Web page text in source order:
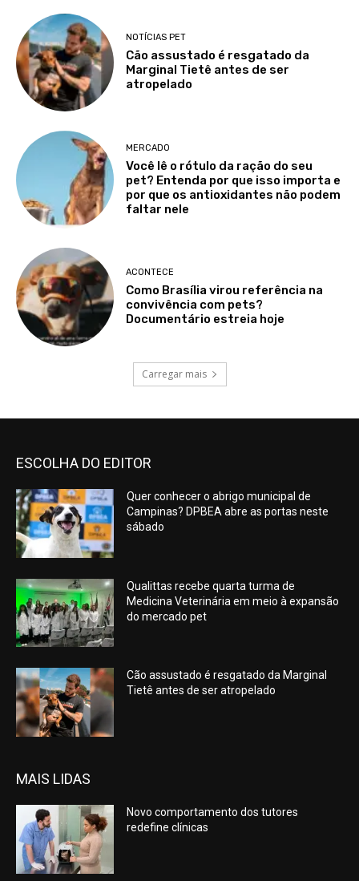
NOTÍCIAS PET
Cão assustado é resgatado da
Marginal Tietê antes de ser
atropelado
MERCADO
Você lê o rótulo da ração do seu
pet? Entenda por que isso importa e
por que os antioxidantes não podem
faltar nele
ACONTECE
Como Brasília virou referência na
convivência com pets?
Documentário estreia hoje
Carregar mais
ESCOLHA DO EDITOR
Quer conhecer o abrigo municipal de
Campinas? DPBEA abre as portas neste
sábado
Qualittas recebe quarta turma de
Medicina Veterinária em meio à expansão
do mercado pet
Cão assustado é resgatado da Marginal
Tietê antes de ser atropelado
MAIS LIDAS
Novo comportamento dos tutores
redefine clínicas